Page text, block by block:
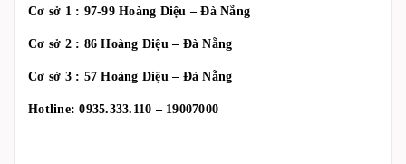
Cơ sở 1 : 97-99 Hoàng Diệu – Đà Nẵng
Cơ sở 2 : 86 Hoàng Diệu – Đà Nẵng
Cơ sở 3 : 57 Hoàng Diệu – Đà Nẵng
Hotline: 0935.333.110 – 19007000